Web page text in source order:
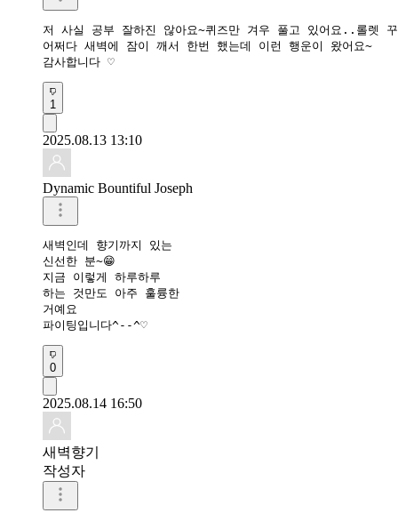
저 사실 공부 잘하진 않아요~퀴즈만 겨우 풀고 있어요..롤렛
어쩌다 새벽에 잠이 깨서 한번 했는데 이런 행운이 왔어요~
감사합니다 ♡
1
2025.08.13 13:10
Dynamic Bountiful Joseph
새벽인데 향기까지 있는
신선한 분~😁
지금 이렇게 하루하루
하는 것만도 아주 훌륭한
거예요
파이팅입니다^--^♡
0
2025.08.14 16:50
새벽향기
작성자